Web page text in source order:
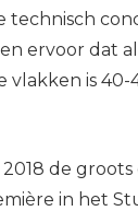
technisch
ervoor dat
is 40-
de
in het